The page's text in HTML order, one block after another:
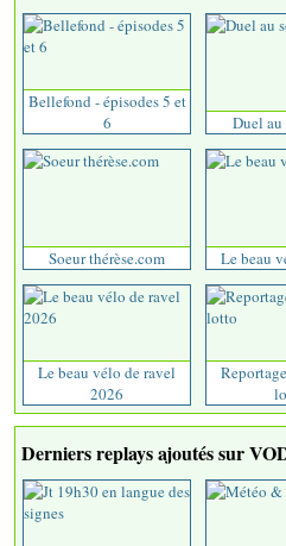
Bellefond - épisodes 5 et
6
Duel
Soeur thérèse.com Le beau
Le beau vélo de ravel
2026
Derniers replays ajoutés sur